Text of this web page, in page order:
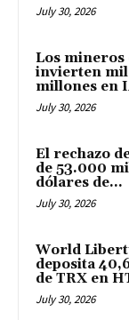
July 30, 2026
Los mineros
invierten
millones en
July 30, 2026
El rechazo
de 53.000
dólares de...
July 30, 2026
World
deposita
de TRX en
July 30, 2026